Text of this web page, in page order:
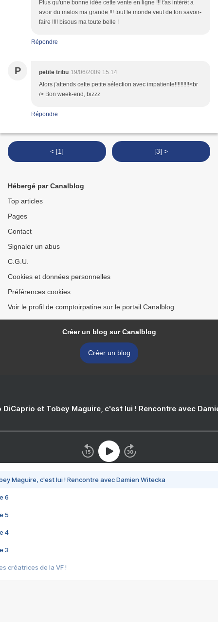
Plus qu'une bonne idée cette vente en ligne !!! t'as intérêt à
avoir du matos ma grande !!! tout le monde veut de ton savoir-
faire !!!! bisous ma toute belle !
Répondre
P petite tribu 19/06/2009 15:14
Alors j'attends cette petite sélection avec impatiente!!!!!!!!!!<br
/> Bon week-end, bizzz
Répondre
< [1] [3] >
Hébergé par Canalblog
Top articles
Pages
Contact
Signaler un abus
C.G.U.
Cookies et données personnelles
Préférences cookies
Voir le profil de comptoirpatine sur le portail Canalblog
Créer un blog sur Canalblog
Créer un blog
DiCaprio et Tobey Maguire, c'est lui ! Rencontre avec
Maguire, c'est lui ! Rencontre avec Damien Witecka
6
5
4
3
créatrices de la VF !